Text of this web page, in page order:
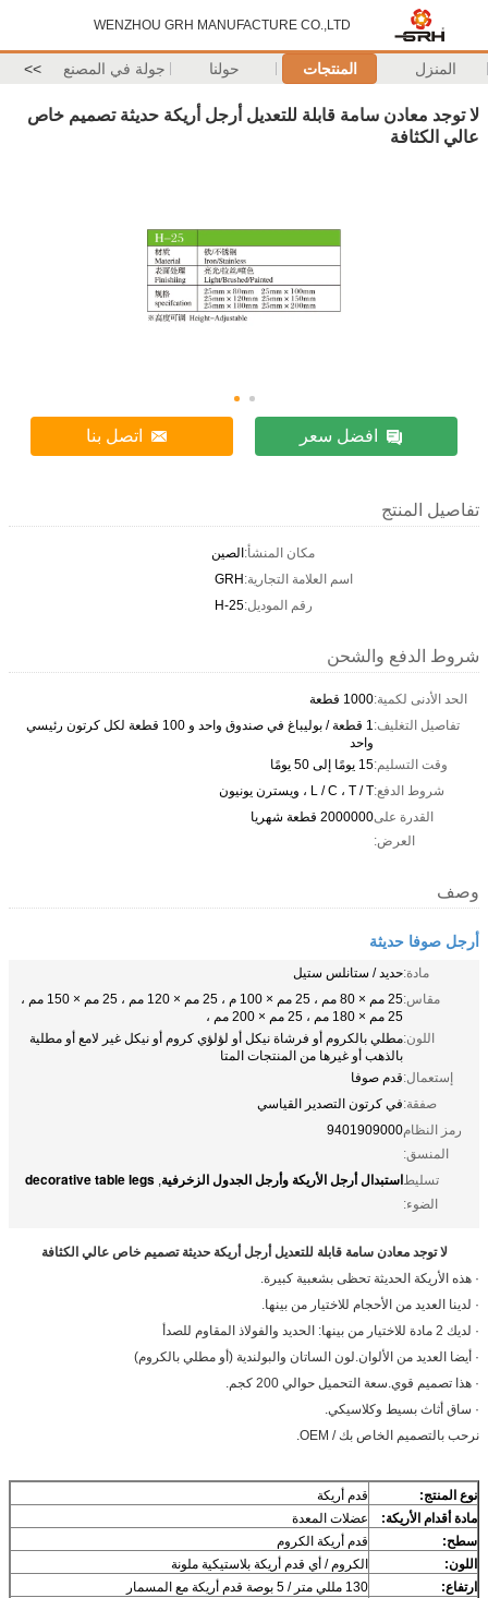
WENZHOU GRH MANUFACTURE CO.,LTD
المنزل المنتجات حولنا جولة في المصنع >>
لا توجد معادن سامة قابلة للتعديل أرجل أريكة حديثة تصميم خاص
عالي الكثافة
افضل سعر اتصل بنا
تفاصيل المنتج
مكان المنشأ:الصين
اسم العلامة التجارية:GRH
رقم الموديل:H-25
شروط الدفع والشحن
الحد الأدنى لكمية:1000 قطعة
تفاصيل التغليف:
1 قطعة / بوليباغ في صندوق واحد و 100 قطعة لكل كرتون رئيسي
واحد
وقت التسليم:15 يومًا إلى 50 يومًا
شروط الدفع:L / C ، T / T ، ويسترن يونيون
القدرة على
العرض:
2000000 قطعة شهريا
وصف
أرجل صوفا حديثة
مادة:حديد / ستانلس ستيل
مقاس:
25 مم × 80 مم ، 25 مم × 100 م ، 25 مم × 120 مم ، 25 مم × 150 مم ،
25 مم × 180 مم ، 25 مم × 200 مم ،
اللون:مطلي بالكروم أو فرشاة نيكل أو لؤلؤي كروم أو نيكل غير لامع أو مطلية
بالذهب أو غيرها من المنتجات المتا
إستعمال:قدم صوفا
صفقة:في كرتون التصدير القياسي
رمز النظام
المنسق:
9401909000
تسليط
الضوء:
استبدال أرجل الأريكة وأرجل الجدول الزخرفية,
decorative table legs
لا توجد معادن سامة قابلة للتعديل أرجل أريكة حديثة تصميم خاص عالي الكثافة
· هذه الأريكة الحديثة تحظى بشعبية كبيرة.
· لدينا العديد من الأحجام للاختيار من بينها.
· لديك 2 مادة للاختيار من بينها: الحديد والفولاذ المقاوم للصدأ
· أيضا العديد من الألوان.لون الساتان والبولندية (أو مطلي بالكروم)
· هذا تصميم قوي.سعة التحميل حوالي 200 كجم.
· ساق أثاث بسيط وكلاسيكي.
نرحب بالتصميم الخاص بك / OEM.
نوع المنتج:
قدم أريكة
مادة أقدام الأريكة:
عضلات المعدة
سطح:
قدم أريكة الكروم
اللون:
الكروم / أي قدم أريكة بلاستيكية ملونة
ارتفاع:
130 مللي متر / 5 بوصة قدم أريكة مع المسمار